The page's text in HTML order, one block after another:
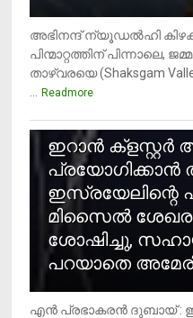
അഭിനന്ദ് ന്യൂഡൽഹി
പിന്മാറ്റത്തിന് പിന്നാലെ,
താഴ്‌വരയെ (Shaksgam
Readmore
ഇറാന്‍
പ്രയോഗിക്കാന്‍
ഇസ്രയേലിന്റെ
മിസൈല്‍
ശോഷിച്ചു,
പറയാതെ
എന്‍ പ്രഭാകരന്‍ ദുബായ് :